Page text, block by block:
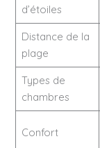
d’étoiles
Distance de la
plage
Types de
chambres
Confort